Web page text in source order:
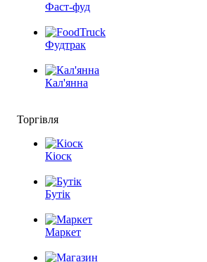
Фаст-фуд
Фудтрак
Кал'янна
Торгівля
Кіоск
Бутік
Маркет